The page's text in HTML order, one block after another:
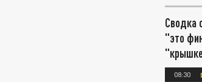
Сводка
"это
08:30